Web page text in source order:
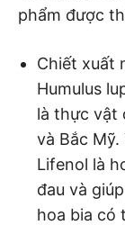
phẩm được
Chiết xuất
Humulus
là thực vật
và Bắc
Lifenol là
đau và
hoa bia có